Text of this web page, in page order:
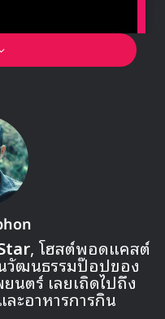
ในสัปดาห์นี้พร้อมซับไทย